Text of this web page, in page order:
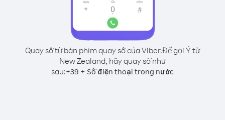
Quay số từ bàn phím quay số của Viber.Để gọi Ý từ
New Zealand, hãy quay số như
sau:+39 + Số điện thoại trong nước